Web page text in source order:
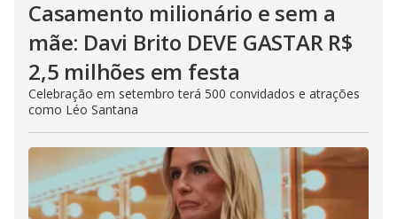
Casamento milionário e sem a
mãe: Davi Brito DEVE GASTAR R$
2,5 milhões em festa
Celebração em setembro terá 500 convidados e atrações
como Léo Santana